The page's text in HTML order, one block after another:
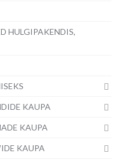
HULGIPAKENDIS,
KAUPA
KAUPA
KAUPA